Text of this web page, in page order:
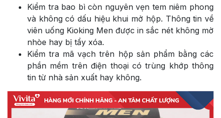
Kiểm tra bao bì còn nguyên vẹn tem niêm phong
và không có dấu hiệu khui mở hộp. Thông tin về
viên uống Kioking Men được in sắc nét không mờ
nhòe hay bị tẩy xóa.
Kiểm tra mã vạch trên hộp sản phẩm bằng các
phần mềm trên điện thoại có trùng khớp thông
tin từ nhà sản xuất hay không.